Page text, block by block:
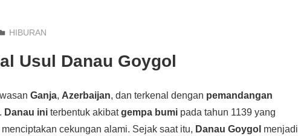
HIBURAN
Usul Danau Goygol
Ganja, Azerbaijan, dan terkenal dengan pemandangan
Danau ini terbentuk akibatgempa bumi pada tahun 1139 yang
cekungan alami. Sejak saat itu, Danau Goygol menjadi